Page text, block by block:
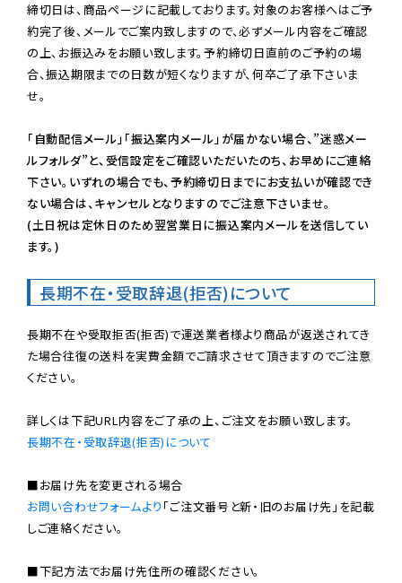
締切日は、商品ページに記載しております。対象のお客様へはご予
約完了後、メールでご案内致しますので、必ずメール内容をご確認
の上、お振込みをお願い致します。予約締切日直前のご予約の場
合、振込期限までの日数が短くなりますが、何卒ご了承下さいま
せ。
「自動配信メール」「振込案内メール」が届かない場合、”迷惑メー
ルフォルダ”と、受信設定をご確認いただいたのち、お早めにご連絡
下さい。いずれの場合でも、予約締切日までにお支払いが確認でき
ない場合は、キャンセルとなりますのでご注意下さいませ。
(土日祝は定休日のため翌営業日に振込案内メールを送信してい
ます。)
長期不在・受取辞退(拒否)について
長期不在や受取拒否(拒否)で運送業者様より商品が返送されてき
た場合往復の送料を実費金額でご請求させて頂きますのでご注意
ください。
長期不在・受取辞退(拒否)について
お問い合わせフォームより 「ご注文番号と新・旧のお届け先」を記載
しご連絡ください。
■下記方法でお届け先住所の確認ください。